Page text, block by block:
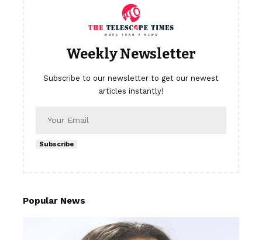
Weekly Newsletter
Subscribe to our newsletter to get our newest
articles instantly!
Subscribe
Popular News